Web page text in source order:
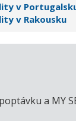
v
v Rakousku
a MY